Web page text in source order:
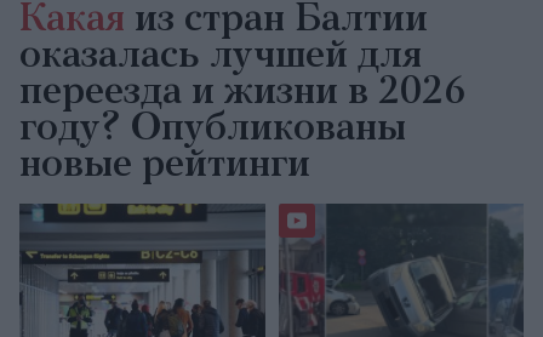
Какая из стран Балтии
оказалась лучшей для
переезда и жизни в 2026
году? Опубликованы
новые рейтинги